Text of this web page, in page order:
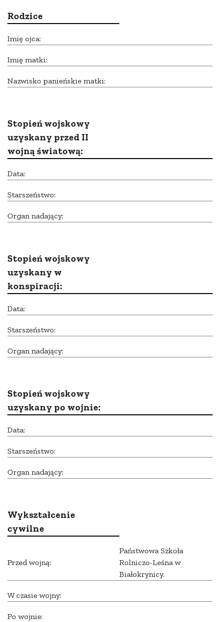
Rodzice
Imię ojca:
Imię matki:
Nazwisko panieńskie matki:
Stopień wojskowy
uzyskany przed II
wojną światową:
Data:
Starszeństwo:
Organ nadający:
Stopień wojskowy
uzyskany w
konspiracji:
Data:
Starszeństwo:
Organ nadający:
Stopień wojskowy
uzyskany po wojnie:
Data:
Starszeństwo:
Organ nadający:
Wykształcenie
cywilne
Przed wojną:
Państwowa Szkoła
Rolniczo-Leśna w
Białokrynicy.
W czasie wojny:
Po wojnie: